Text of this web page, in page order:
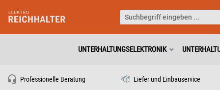
UNTERHALTUNGSELEKTRONIK
Professionelle Beratung Liefer und Einbauservice